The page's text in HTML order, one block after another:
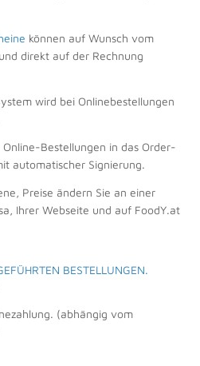
können auf Wunsch vom
direkt auf der Rechnung
wird bei Onlinebestellungen
Bestellungen in das Order-
automatischer Signierung.
Preise ändern Sie an einer
Ihrer Webseite und auf FoodY.at
BESTELLUNGEN.
(abhängig vom